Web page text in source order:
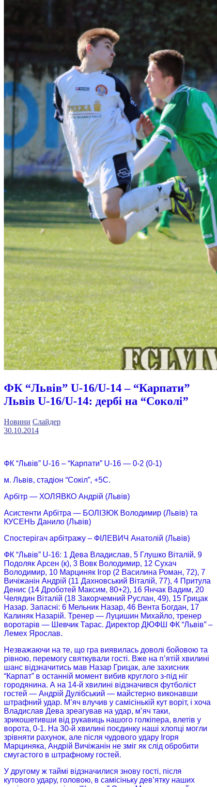
ФК “Львів” U-16/U-14 – “Карпати”
Львів U-16/U-14: дербі на “Соколі”
Новини Слайдер
30.10.2014
ФК “Львів” U-16 – “Карпати” U-16 — 0-2 (0-1)
м. Львів, стадіон “Сокіл”, +5С.
Арбітр — ХОЛЯВКО Андрій (Львів)
Асистенти Арбітра — БОЛІЗЮК Володимир (Львів) та
КУСЕНЬ Данило (Львів)
Спостерігач арбітражу – ФІЛЕВИЧ Анатолій (Львів)
ФК “Львів” U-16: 1 Дева Владислав, 5 Глушко Віталій, 9
Подоляк Арсен (к), 3 Вовк Володимир, 12 Сухач
Володимир, 10 Марциняк Ігор (2 Василина Роман, 72), 7
Вичіжанін Андрій (11 Дахновський Віталій, 77), 4 Притула
Денис (14 Дроботей Максим, 80+2), 16 Янчак Вадим, 20
Челядин Віталій (18 Закорчемний Руслан, 49), 15 Грицак
Назар. Запасні: 6 Мельник Назар, 46 Вента Богдан, 17
Калиняк Назарій. Тренер — Луцишин Михайло, тренер
воротарів — Шевчик Тарас. Директор ДЮФШ ФК “Львів” –
Лемех Ярослав.
Незважаючи на те, що гра виявилась доволі бойовою та
рівною, перемогу святкували гості. Вже на п’ятій хвилині
шанс відзначитись мав Назар Грицак, але захисник
“Карпат” в останній момент вибив круглого з-під ніг
городянина. А на 14-й хвилині відзначився футболіст
гостей — Андрій Дулібський — майстерно виконавши
штрафний удар. М’яч влучив у самісінькій кут воріт, і хоча
Владислав Дева зреагував на удар, м’яч таки,
зрикошетивши від рукавиць нашого голкіпера, влетів у
ворота, 0-1. На 30-й хвилині поєдинку наші хлопці могли
зрівняти рахунок, але після чудового удару Ігоря
Марциняка, Андрій Вичіжанін не зміг як слід обробити
смугастого в штрафному гостей.
У другому ж таймі відзначилися знову гості, після
кутового удару, головою, в самісіньку дев’ятку наших